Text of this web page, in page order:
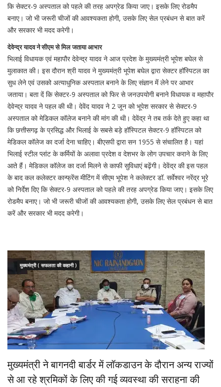
कि सेक्टर-9 अस्पताल को पहले की तरह अपग्रेड किया जाए। इसके लिए रोडमैप
बनाए। जो भी जरूरी चीजों की आवश्यकता होगी, उसके लिए सेल प्रबंधन से बात करें
और सरकार भी मदद करेगी।
देवेन्द्र यादव ने सीएम से मिल जताया आभार
भिलाई विधायक एवं महापौर देवेन्द्र यादव ने आज प्रदेश के मुख्यमंत्री भूपेश बघेल से
मुलाकात की। इस दौरान श्री यादव ने मुख्यमंत्री भूपेश बघेल द्वारा सेक्टर हॉस्पिटल का
सुध लेने एवं उसको अत्याधुनिक अस्पताल बनाने के लिए संज्ञान मेंं लेने पर आभार
जताया। बता दें कि सेक्टर-9 अस्पताल को फिर से जनउपयोगी बनाने विधायक व महापौर
देवेन्द्र यादव ने पहल की थी। देवेंद यादव ने 2 जून को भूपेश सरकार से सेक्टर-9
अस्पताल को मेडिकल कॉलेज बनाने की मांग की थी। देवेंद्र ने तब तर्क देते हुए कहा था
कि छत्तीसगढ़ के प्रसिद्ध और भिलाई के सबसे बड़े हॉस्पिटल सेक्टर-9 हॉस्पिटल को
मेडिकल कॉलेज का दर्जा देना चाहिए। बीएसपी द्वारा सन 1955 से संचालित है। यहां
भिलाई स्टील प्लांट के कर्मियों के अलावा प्रदेश व देशभर के लोग उपचार कराने के लिए
आते हैं। मेडिकल कॉलेज का दर्जा मिलने से काफी सुविधाएं बढ़ेंगी। देवेंद्र की इस पहल
के बाद कल कलेक्टर कान्फ्रेंस मीटिंग में सीएम भूपेश ने कलेक्टर डॉ. सर्वेश्वर नरेंद्र भूरे
को निर्देश दिए कि सेक्टर-9 अस्पताल को पहले की तरह अपग्रेड किया जाए। इसके लिए
रोडमैप बनाए। जो भी जरूरी चीजों की आवश्यकता होगी, उसके लिए सेल प्रबंधन से बात
करें और सरकार भी मदद करेगी।
मुख्यमंत्री ( सफलता की कहानी )
मुख्यमंत्री ने बागनदी बार्डर में लॉकडाउन के दौरान अन्य राज्यों
से आ रहे श्रमिकों के लिए की गई व्यवस्था की सराहना की